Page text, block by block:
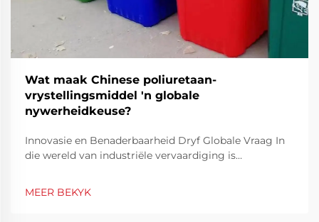
Wat maak Chinese poliuretaan-
vrystellingsmiddel 'n globale
nywerheidkeuse?
Innovasie en Benaderbaarheid Dryf Globale Vraag In
die wereld van industriële vervaardiging is
Poliuretaan Vrystelingsmiddel het na vore getree as
MEER BEKYK